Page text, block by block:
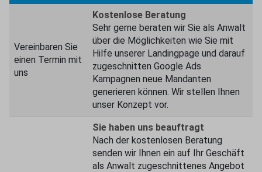
Vereinbaren Sie
einen Termin mit
uns
Kostenlose Beratung
Sehr gerne beraten wir Sie als Anwalt
über die Möglichkeiten wie Sie mit
Hilfe unserer Landingpage und darauf
zugeschnitten Google Ads
Kampagnen neue Mandanten
generieren können. Wir stellen Ihnen
unser Konzept vor.
Sie haben uns beauftragt
Nach der kostenlosen Beratung
senden wir Ihnen ein auf Ihr Geschäft
als Anwalt zugeschnittenes Angebot